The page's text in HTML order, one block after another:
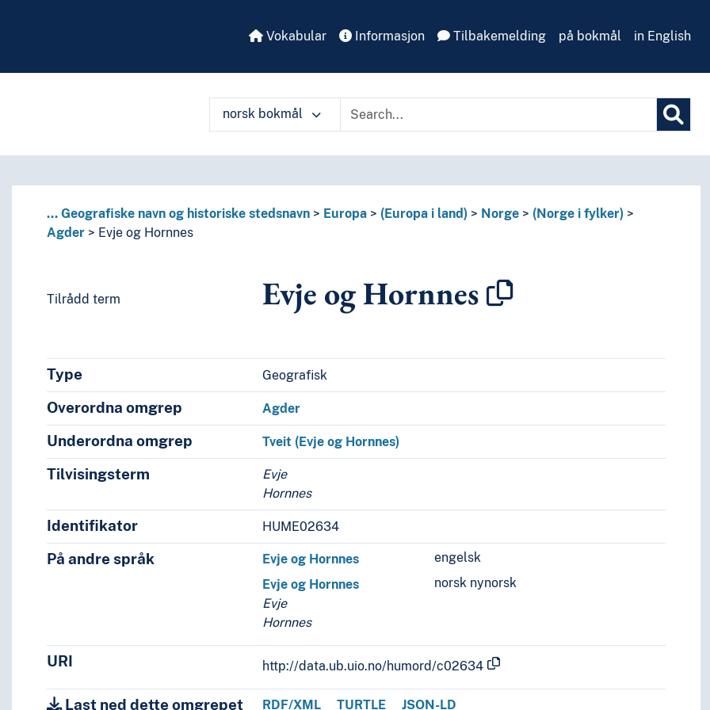
Vokabular Informasjon Tilbakemelding på bokmål in English
norsk bokmål
... Geografiske navn og historiske stedsnavn Europa (Europa i land) Norge
(Norge i fylker)
Agder
Evje og Hornnes
Tilrådd term Evje og Hornnes
Type Geografisk
Overordna omgrep Agder
Underordna omgrep Tveit (Evje og Hornnes)
Tilvisingsterm
Evje
Hornnes
Identifikator HUME02634
På andre språk engelsk
Evje og Hornnes
norsk nynorsk
Evje og Hornnes
Evje
Hornnes
URI http://data.ub.uio.no/humord/c02634
Last ned dette omgrepet RDF/XML TURTLE JSON-LD